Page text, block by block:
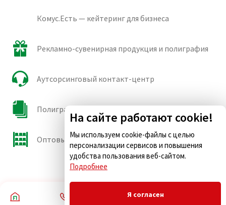
Комус.Есть — кейтеринг для бизнеса
Рекламно-сувенирная продукция и полиграфия
Аутсорсинговый контакт-центр
Полиграфические сорта бумаги и картона
Оптовые продажи
На сайте работают cookie!
Мы используем cookie-файлы с целью
персонализации сервисов и повышения
удобства пользования веб-сайтом.
Подробнее
Я согласен